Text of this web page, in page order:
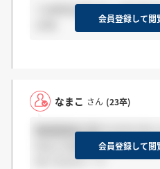
＞awkaCgA7さん まだ出
会員登録して閲
なまこ さん (23卒)
動画面接を受けられた方
のような質問内容でした
せください…!!
会員登録して閲